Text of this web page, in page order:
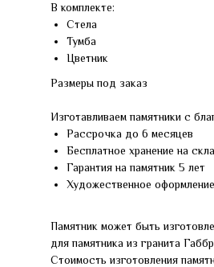
В комплекте:
Стела
Тумба
Цветник
Размеры под заказ
Изготавливаем памятники с
Рассрочка до 6 месяцев
Бесплатное хранение на
Гарантия на памятник 5 лет
Художественное оформление
Памятник может быть
для памятника из гранита
Стоимость изготовления